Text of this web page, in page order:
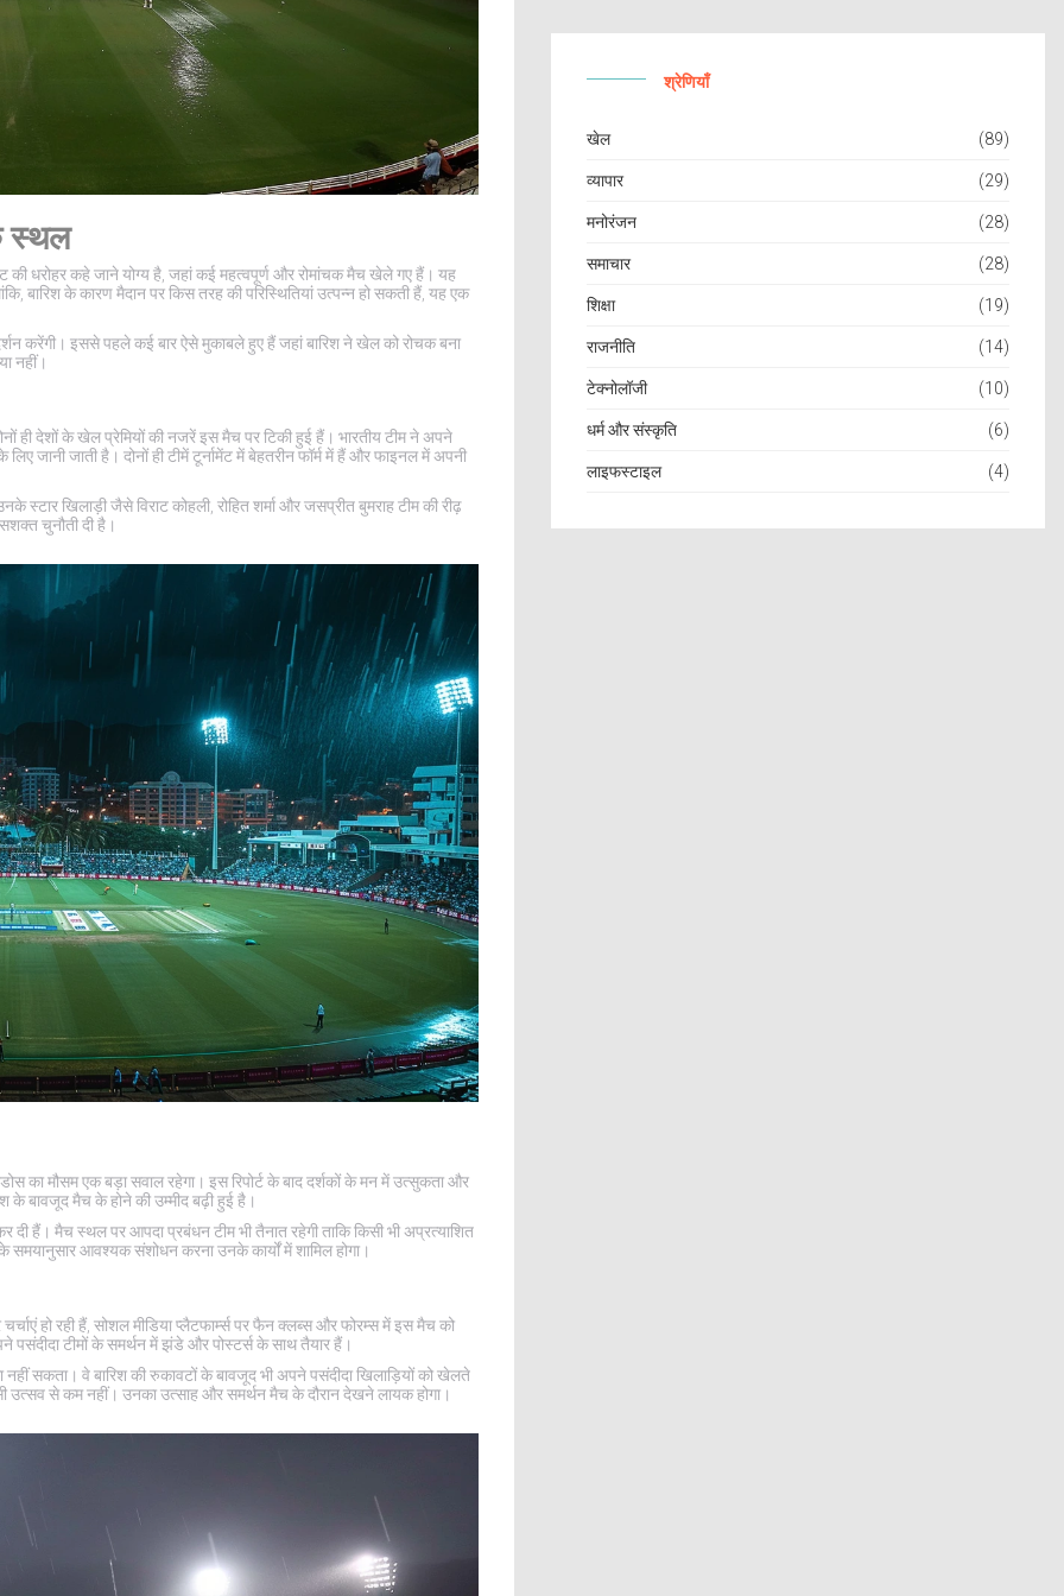
स्थल
की धरोहर कहे जाने योग्य है, जहां कई महत्वपूर्ण और रोमांचक मैच खेले गए हैं। यह
बारिश के कारण मैदान पर किस तरह की परिस्थितियां उत्पन्न हो सकती हैं, यह एक
करेंगी। इससे पहले कई बार ऐसे मुकाबले हुए हैं जहां बारिश ने खेल को रोचक बना
नहीं।
ही देशों के खेल प्रेमियों की नजरें इस मैच पर टिकी हुई हैं। भारतीय टीम ने अपने
जानी जाती है। दोनों ही टीमें टूर्नामेंट में बेहतरीन फॉर्म में हैं और फाइनल में अपनी
स्टार खिलाड़ी जैसे विराट कोहली, रोहित शर्मा और जसप्रीत बुमराह टीम की रीढ़
चुनौती दी है।
का मौसम एक बड़ा सवाल रहेगा। इस रिपोर्ट के बाद दर्शकों के मन में उत्सुकता और
के बावजूद मैच के होने की उम्मीद बढ़ी हुई है।
हैं। मैच स्थल पर आपदा प्रबंधन टीम भी तैनात रहेगी ताकि किसी भी अप्रत्याशित
समयानुसार आवश्यक संशोधन करना उनके कार्यों में शामिल होगा।
हो रही हैं, सोशल मीडिया प्लैटफार्म्स पर फैन क्लब्स और फोरम्स में इस मैच को
टीमों के समर्थन में झंडे और पोस्टर्स के साथ तैयार हैं।
सकता। वे बारिश की रुकावटों के बावजूद भी अपने पसंदीदा खिलाड़ियों को खेलते
उत्सव से कम नहीं। उनका उत्साह और समर्थन मैच के दौरान देखने लायक होगा।
श्रेणियाँ
खेल (89)
व्यापार (29)
मनोरंजन (28)
समाचार (28)
शिक्षा (19)
राजनीति (14)
टेक्नोलॉजी (10)
धर्म और संस्कृति (6)
लाइफस्टाइल (4)